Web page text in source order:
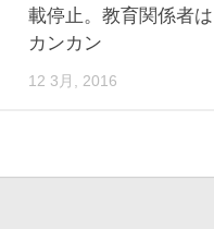
載停止。教育関係者は
カンカン
12 3月, 2016